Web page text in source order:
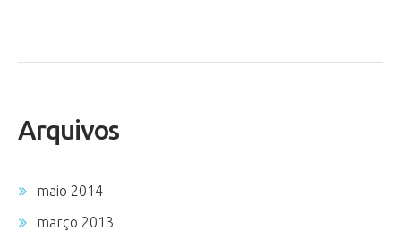
Arquivos
maio 2014
março 2013